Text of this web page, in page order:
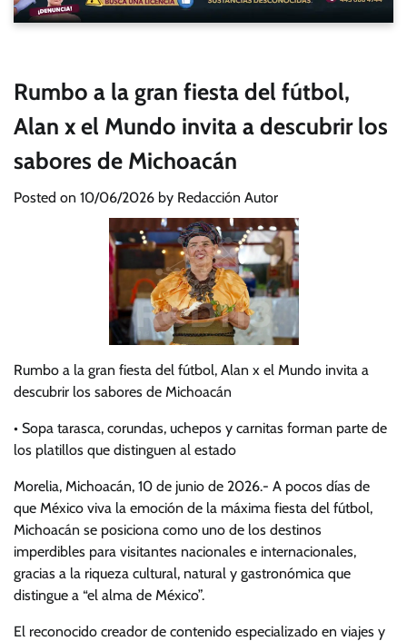
Rumbo a la gran fiesta del fútbol,
Alan x el Mundo invita a descubrir los
sabores de Michoacán
Posted on 10/06/2026 by Redacción Autor
Rumbo a la gran fiesta del fútbol, Alan x el Mundo invita a
descubrir los sabores de Michoacán
• Sopa tarasca, corundas, uchepos y carnitas forman parte de
los platillos que distinguen al estado
Morelia, Michoacán, 10 de junio de 2026.- A pocos días de
que México viva la emoción de la máxima fiesta del fútbol,
Michoacán se posiciona como uno de los destinos
imperdibles para visitantes nacionales e internacionales,
gracias a la riqueza cultural, natural y gastronómica que
distingue a “el alma de México”.
El reconocido creador de contenido especializado en viajes y